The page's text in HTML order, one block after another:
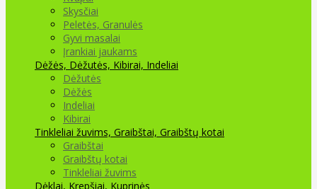
Skysčiai
Peletės, Granulės
Gyvi masalai
Įrankiai jaukams
Dėžės, Dėžutės, Kibirai, Indeliai
Dėžutės
Dėžės
Indeliai
Kibirai
Tinkleliai žuvims, Graibštai, Graibštų kotai
Graibštai
Graibštų kotai
Tinkleliai žuvims
Dėklai, Krepšiai, Kuprinės